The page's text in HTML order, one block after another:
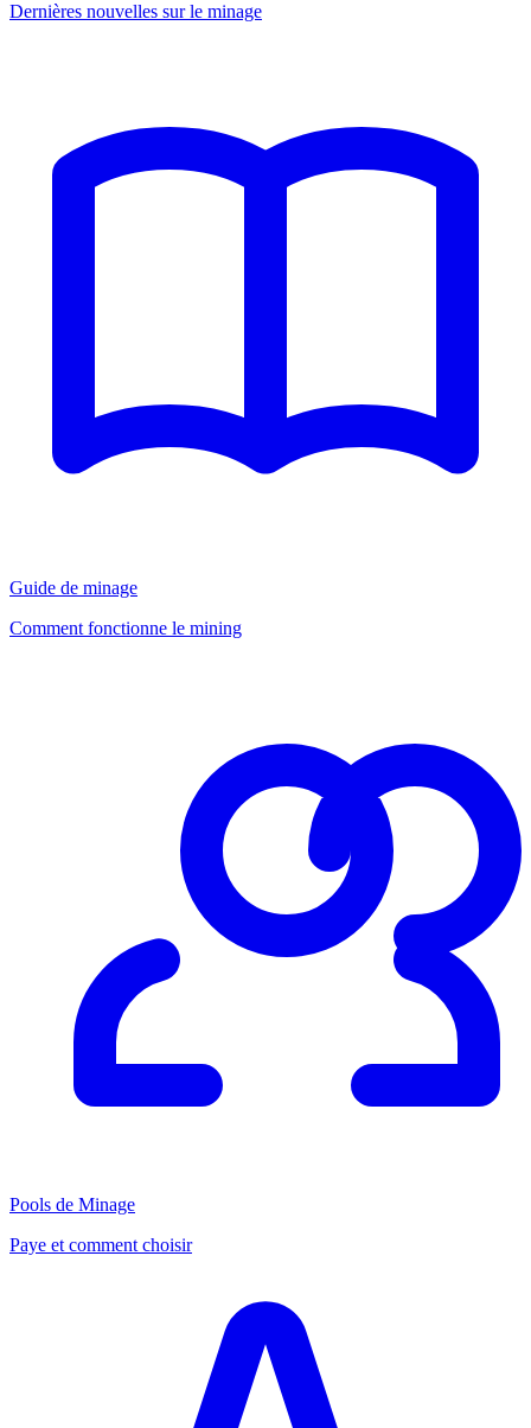
Dernières nouvelles sur le minage
Guide de minage
Comment fonctionne le mining
Pools de Minage
Paye et comment choisir